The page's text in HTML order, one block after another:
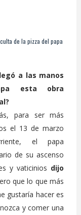
de la pizza del papa
a las manos
esta obra
para ser más
el 13 de marzo
el papa
de su ascenso
y vaticinios dijo
que lo que más
gustaría hacer es
y comer una